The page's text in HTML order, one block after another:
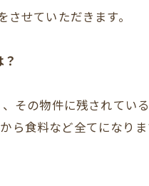
せていただきます。
その物件に残されてい
食料など全てになりま